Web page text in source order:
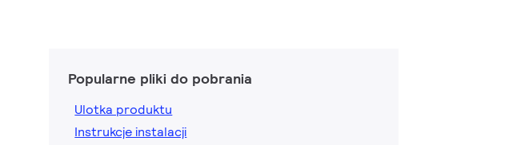
Popularne pliki do pobrania
Ulotka produktu
Instrukcje instalacji